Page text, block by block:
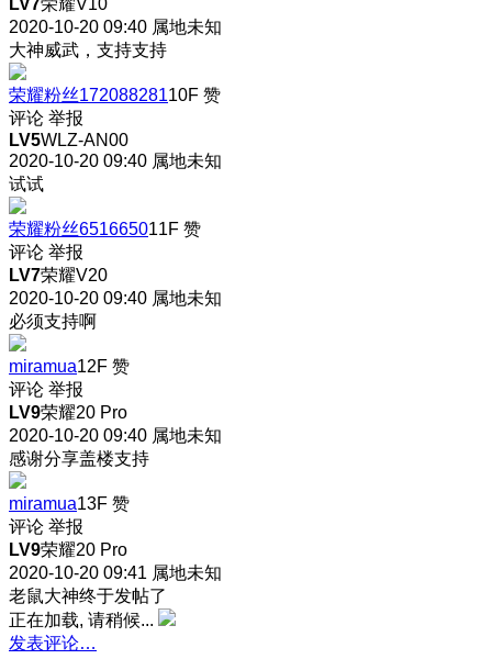
2020-10-20 09:40 属地未知
大神威武，支持支持
荣耀粉丝17208828110F 赞
评论 举报
LV5WLZ-AN00
2020-10-20 09:40 属地未知
试试
荣耀粉丝651665011F 赞
评论 举报
LV7荣耀V20
2020-10-20 09:40 属地未知
必须支持啊
miramua12F 赞
评论 举报
LV9荣耀20 Pro
2020-10-20 09:40 属地未知
感谢分享盖楼支持
miramua13F 赞
评论 举报
LV9荣耀20 Pro
2020-10-20 09:41 属地未知
老鼠大神终于发帖了
正在加载, 请稍候...
发表评论…